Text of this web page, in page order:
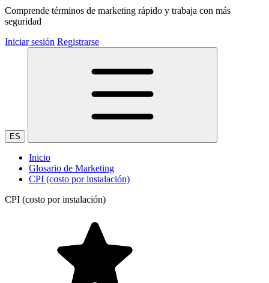
Comprende términos de marketing rápido y trabaja con más
seguridad
Iniciar sesión Registrarse
ES
Inicio
Glosario de Marketing
CPI (costo por instalación)
CPI (costo por instalación)